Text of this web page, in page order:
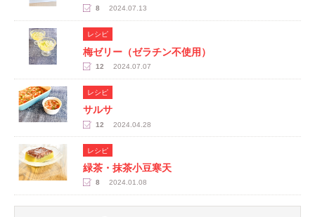
8 2024.07.13
レシピ
梅ゼリー（ゼラチン不使用）
12 2024.07.07
レシピ
サルサ
12 2024.04.28
レシピ
緑茶・抹茶小豆寒天
8 2024.01.08